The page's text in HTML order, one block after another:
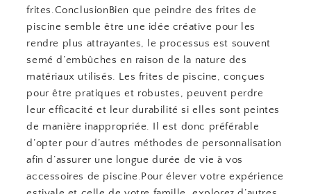
frites.ConclusionBien que peindre des frites de
piscine semble être une idée créative pour les
rendre plus attrayantes, le processus est souvent
semé d’embûches en raison de la nature des
matériaux utilisés. Les frites de piscine, conçues
pour être pratiques et robustes, peuvent perdre
leur efficacité et leur durabilité si elles sont peintes
de manière inappropriée. Il est donc préférable
d’opter pour d’autres méthodes de personnalisation
afin d’assurer une longue durée de vie à vos
accessoires de piscine.Pour élever votre expérience